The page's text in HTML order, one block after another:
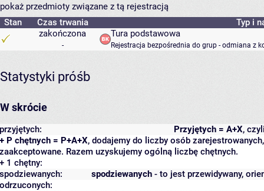
pokaż przedmioty związane z tą rejestracją
Stan
Czas trwania
Typ i
zakończona
-
Tura podstawowa
Rejestracja bezpośrednia do grup - odmiana z
Statystyki próśb
W skrócie
Przyjętych = A+X,
przyjętych:
+ P chętnych = P+A+X, dodajemy do liczby osób
zaakceptowane. Razem uzyskujemy ogólną liczbę chętnych.
+ 1 chętny:
spodziewanych - to jest przewidywany,
spodziewanych:
odrzuconych: